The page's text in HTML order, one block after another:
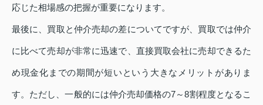
応じた相場感の把握が重要になります。
最後に、買取と仲介売却の差についてですが、買取では仲介
に比べて売却が非常に迅速で、直接買取会社に売却できるた
め現金化までの期間が短いという大きなメリットがありま
す。ただし、一般的には仲介売却価格の7～8割程度となるこ